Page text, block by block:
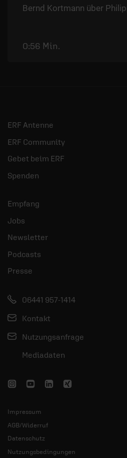
Bernd Kortmann über
0:56 Min.
ERF Antenne
ERF Community
Gebet beim ERF
Spenden
Empfang
Jobs
Newsletter
Podcasts
Presse
06441 957-1414
Kontakt
Nutzungsanfrage
Mediadaten
Impressum
AGB/Widerruf
Datenschutz
Nutzungsbedingungen